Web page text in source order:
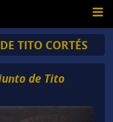
TITO CORTÉS
de Tito